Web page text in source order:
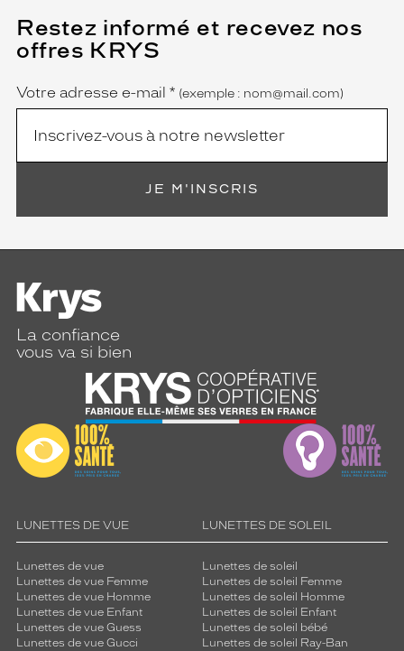
Restez informé et recevez nos
offres KRYS
Name
Votre adresse e-mail *
(Ce
champ
est
(exemple : nom@mail.com)
JE M'INSCRIS
La confiance
vous va si bien
LUNETTES DE VUE
Lunettes de vue
Lunettes de vue Femme
Lunettes de vue Homme
Lunettes de vue Enfant
Lunettes de vue Guess
Lunettes de vue Gucci
LUNETTES DE SOLEIL
Lunettes de soleil
Lunettes de soleil Femme
Lunettes de soleil Homme
Lunettes de soleil Enfant
Lunettes de soleil bébé
Lunettes de soleil Ray-Ban